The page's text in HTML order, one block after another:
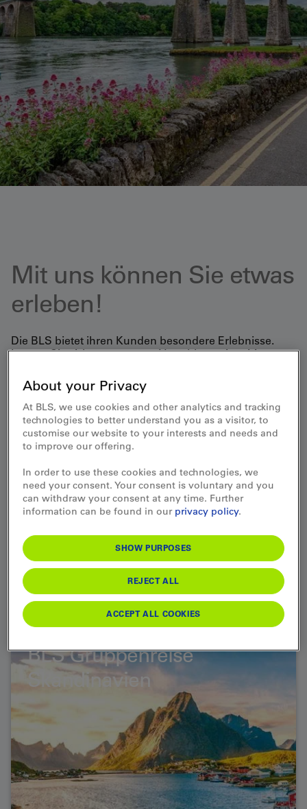
Mit uns können Sie etwas
erleben!
Die BLS bietet ihren Kunden besondere Erlebnisse.
Lassen Sie sich von unseren Vorschlägen inspirieren
Geführte Gruppenreisen mit der BLS
Reisen ja gerne - aber lieber nicht alleine?
Für Leute, die gern etwas Neues erleben möchten,
BLS-Gruppenreisen an. Diese werden von uns selber
zusammengestellt und durch Mitarbeiter:innen der BLS
begleitet, welche die Reiseziele persönlich kennen und
im Vorfeld schon einmal dort waren. Die Reisegruppen
Teilnehmer auf seine Rechnung kommt. Schauen Sie
regelmässig auf unserer Homepage vorbei und
brechen Sie mit uns zu neuen Horizonten auf!
BLS Gruppenreise
Skandinavien
About your Privacy
At BLS, we use cookies and other analytics and tracking
technologies to better understand you as a visitor, to
customise our website to your interests and needs and
to improve our offering.
In order to use these cookies and technologies, we
need your consent. Your consent is voluntary and you
can withdraw your consent at any time. Further
information can be found in our privacy policy.
SHOW PURPOSES
REJECT ALL
ACCEPT ALL COOKIES